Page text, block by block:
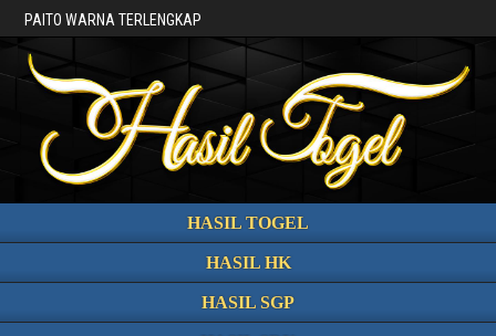
PAITO WARNA TERLENGKAP
HASIL TOGEL
HASIL HK
HASIL SGP